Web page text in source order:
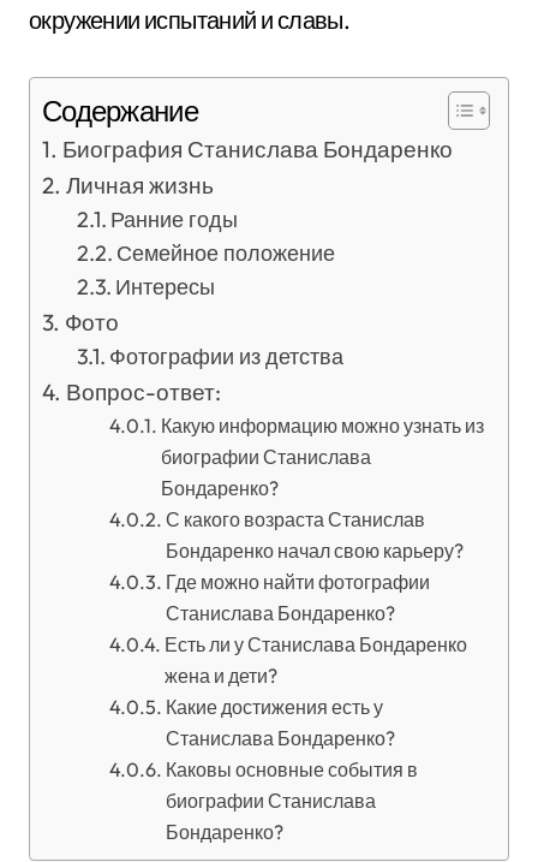
окружении испытаний и славы.
Содержание
Биография Станислава Бондаренко
Личная жизнь
Ранние годы
Семейное положение
Интересы
Фото
Фотографии из детства
Вопрос-ответ:
Какую информацию можно узнать из
биографии Станислава
Бондаренко?
С какого возраста Станислав
Бондаренко начал свою карьеру?
Где можно найти фотографии
Станислава Бондаренко?
Есть ли у Станислава Бондаренко
жена и дети?
Какие достижения есть у
Станислава Бондаренко?
Каковы основные события в
биографии Станислава
Бондаренко?